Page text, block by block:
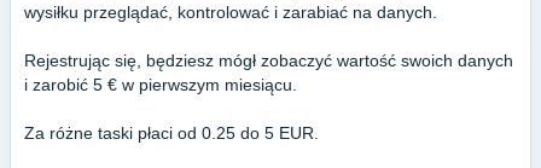
wysiłku przeglądać, kontrolować i zarabiać na danych.
Rejestrując się, będziesz mógł zobaczyć wartość swoich danych
i zarobić 5 € w pierwszym miesiącu.
Za różne taski płaci od 0.25 do 5 EUR.